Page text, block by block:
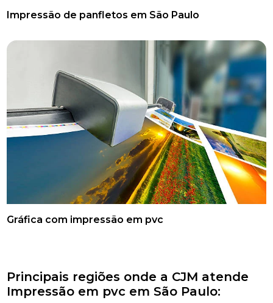
Impressão de panfletos em São Paulo
Gráfica com impressão em pvc
Principais regiões onde a CJM atende
Impressão em pvc em São Paulo: